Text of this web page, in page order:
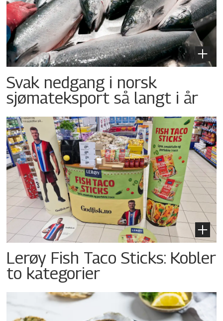
Svak nedgang i norsk
sjømateksport så langt i år
Lerøy Fish Taco Sticks: Kobler
to kategorier